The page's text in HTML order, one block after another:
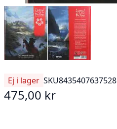
Ej i lager SKU8435407637528
475,00 kr